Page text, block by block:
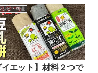
シピ・料理
イエット】材料２つで